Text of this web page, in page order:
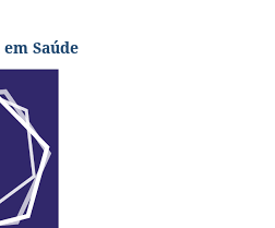
Saúde